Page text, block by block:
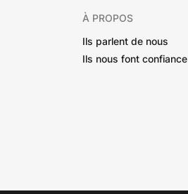
À PROPOS
Ils parlent de nous
Ils nous font confiance